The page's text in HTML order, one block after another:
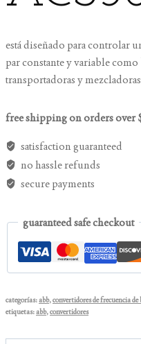
está diseñado para controlar
par constante y variable
transportadoras y
free shipping on orders over
satisfaction guaranteed
no hassle refunds
secure payments
guaranteed safe checkout
categorías:abb,convertidores de frecuencia de
etiquetas:abb,convertidores